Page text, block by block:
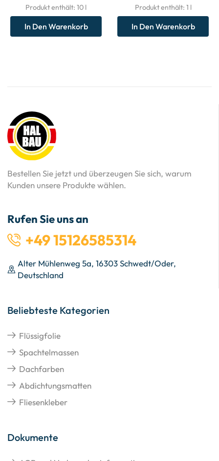
Produkt enthält: 10 l
In Den Warenkorb
Produkt enthält: 1 l
In Den Warenkorb
Bestellen Sie jetzt und überzeugen Sie sich, warum
Kunden unsere Produkte wählen.
Rufen Sie uns an
+49 15126585314
Alter Mühlenweg 5a, 16303 Schwedt/Oder,
Deutschland
Beliebteste Kategorien
Flüssigfolie
Spachtelmassen
Dachfarben
Abdichtungsmatten
Fliesenkleber
Dokumente